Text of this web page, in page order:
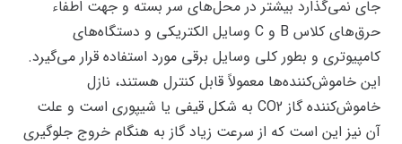
جای نمی‌گذارد بیشتر در محل‌های سر بسته و جهت اطفاء
حرق‌های کلاس B و C وسایل الکتریکی و دستگاه‌های
کامپیوتری و بطور کلی وسایل برقی مورد استفاده قرار می‌گیرد.
این خاموش‌کننده‌ها معمولاً قابل کنترل هستند، نازل
خاموش‌کننده گاز CO2 به شکل قیفی یا شیپوری است و علت
آن نیز این است که از سرعت زیاد گاز به هنگام خروج جلوگیری